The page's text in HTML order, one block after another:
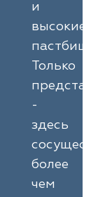
и
высокие
Только
-
здесь
более
чем